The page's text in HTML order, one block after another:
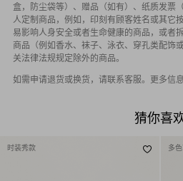
盒，防尘袋等）、赠品（如有）、纸质发票
人定制商品，例如，印刻有顾客姓名或其它
易影响人身安全或者生命健康的商品，或者
商品（例如香水、袜子、泳衣、穿孔类配饰
关法律法规规定除外的商品。
如需申请退货或换货，请联系客服。更多信
猜你喜
时装秀款 多